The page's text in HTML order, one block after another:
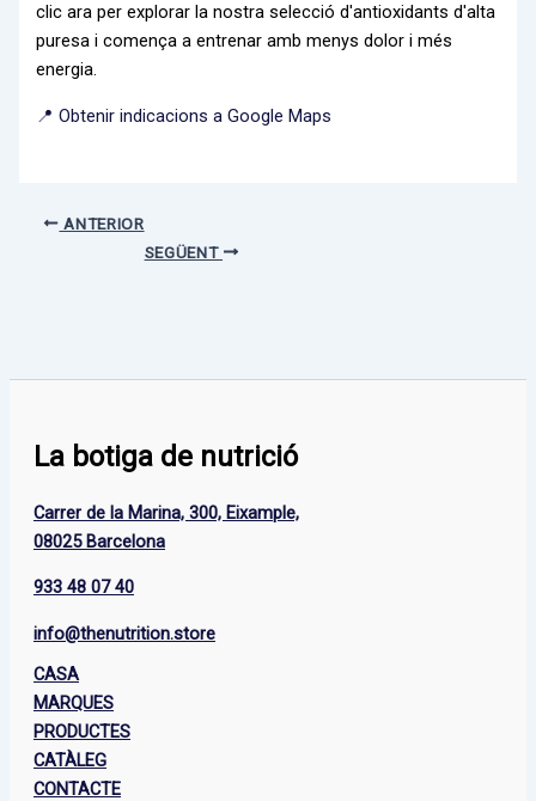
clic ara per explorar la nostra selecció d'antioxidants d'alta
puresa i comença a entrenar amb menys dolor i més
energia.
📍 Obtenir indicacions a Google Maps
ANTERIOR
SEGÜENT
La botiga de nutrició
Carrer de la Marina, 300, Eixample,
08025 Barcelona
933 48 07 40
info@thenutrition.store
CASA
MARQUES
PRODUCTES
CATÀLEG
CONTACTE